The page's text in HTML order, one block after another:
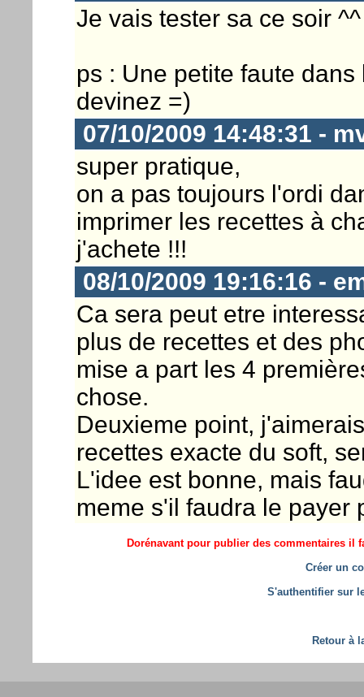
Je vais tester sa ce soir ^^
ps : Une petite faute
devinez =)
07/10/2009 14:48:31 -
super pratique,
on a pas toujours l'ordi
imprimer les recettes à
j'achete !!!
08/10/2009 19:16:16 -
Ca sera peut etre
plus de recettes et des
mise a part les 4
chose.
Deuxieme point,
recettes exacte du soft,
L'idee est bonne, mais
meme s'il faudra le payer
Dorénavant pour publier des commentaires il
Créer un
S'authentifier sur
Retour à